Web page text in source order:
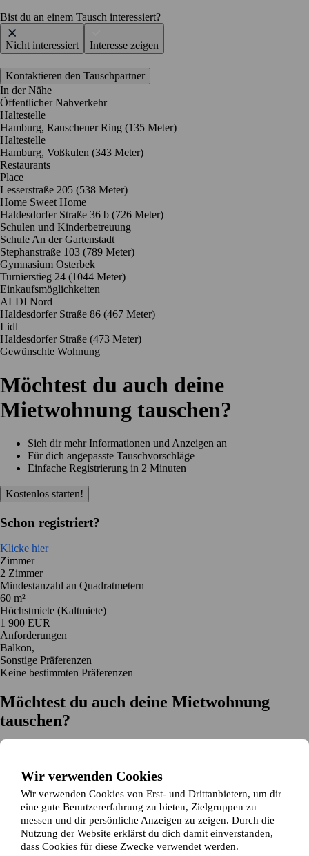
Wir verwenden Cookies
Wir verwenden Cookies von Erst- und Drittanbietern, um dir
eine gute Benutzererfahrung zu bieten, Zielgruppen zu
messen und dir persönliche Anzeigen zu zeigen. Durch die
Nutzung der Website erklärst du dich damit einverstanden,
dass Cookies für diese Zwecke verwendet werden.
Bist du an einem Tausch interessiert?
Nicht interessiert Interesse zeigen
Kontaktieren den Tauschpartner
In der Nähe
Öffentlicher Nahverkehr
Haltestelle
Hamburg, Rauschener Ring (135 Meter)
Haltestelle
Hamburg, Voßkulen (343 Meter)
Restaurants
Place
Lesserstraße 205 (538 Meter)
Home Sweet Home
Haldesdorfer Straße 36 b (726 Meter)
Schulen und Kinderbetreuung
Schule An der Gartenstadt
Stephanstraße 103 (789 Meter)
Gymnasium Osterbek
Turnierstieg 24 (1044 Meter)
Einkaufsmöglichkeiten
ALDI Nord
Haldesdorfer Straße 86 (467 Meter)
Lidl
Haldesdorfer Straße (473 Meter)
Gewünschte Wohnung
Möchtest du auch deine
Mietwohnung tauschen?
Sieh dir mehr Informationen und Anzeigen an
Für dich angepasste Tauschvorschläge
Einfache Registrierung in 2 Minuten
Kostenlos starten!
Schon registriert?
Klicke hier
Zimmer
2 Zimmer
Mindestanzahl an Quadratmetern
60 m²
Höchstmiete (Kaltmiete)
1 900 EUR
Anforderungen
Balkon,
Sonstige Präferenzen
Keine bestimmten Präferenzen
Möchtest du auch deine Mietwohnung
tauschen?
Einfache Registrierung in 2 Minuten
Jetzt gratis loslegen
Loslegen
Jetzt gratis loslegen Anzeigen suchenAnmelden
Mehr lesen
Neuigkeiten und Tipps